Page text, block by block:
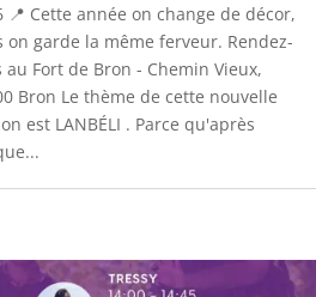
📍 Cette année on change de décor,
on garde la même ferveur. Rendez-
au Fort de Bron - Chemin Vieux,
Bron Le thème de cette nouvelle
est LANBÉLI . Parce qu'après